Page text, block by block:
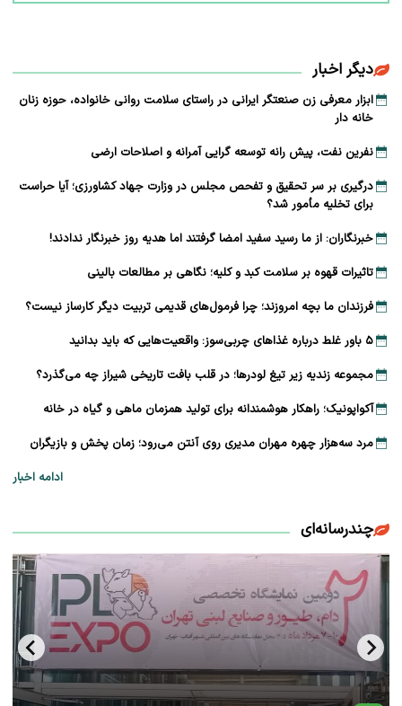
دیگر اخبار
ابزار معرفی زن صنعتگر ایرانی در راستای سلامت روانی خانواده، حوزه زنان
خانه دار
نفرین نفت، پیش رانه توسعه ‌گرایی آمرانه و اصلاحات ارضی
درگیری بر سر تحقیق و تفحص مجلس در وزارت جهاد کشاورزی؛ آیا حراست
برای تخلیه مأمور شد؟
خبرنگاران: از ما رسید سفید امضا گرفتند اما هدیه روز خبرنگار ندادند!
تاثیرات قهوه بر سلامت کبد و کلیه؛ نگاهی بر مطالعات بالینی
فرزندان ما بچه امروزند؛ چرا فرمول‌های قدیمی تربیت دیگر کارساز نیست؟
۵ باور غلط درباره غذاهای چربی‌سوز: واقعیت‌هایی که باید بدانید
مجموعه زندیه زیر تیغ لودرها؛ در قلب بافت تاریخی شیراز چه می‌گذرد؟
آکواپونیک؛ راهکار هوشمندانه برای تولید همزمان ماهی و گیاه در خانه
مرد سه‌هزار چهره مهران مدیری روی آنتن می‌رود؛ زمان پخش و بازیگران
ادامه اخبار
چندرسانه‌ای